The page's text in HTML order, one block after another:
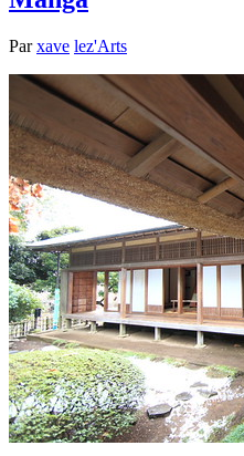
Parxave lez'Arts